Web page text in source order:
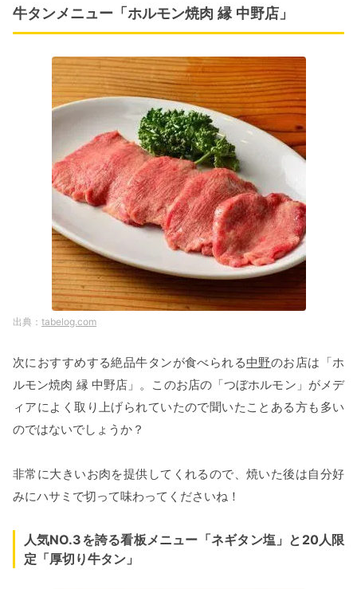
牛タンメニュー「ホルモン焼肉 縁 中野店」
tabelog.com
次におすすめする絶品牛タンが食べられる中野のお店は「ホ
ルモン焼肉 縁 中野店」。このお店の「つぼホルモン」がメデ
ィアによく取り上げられていたので聞いたことある方も多い
のではないでしょうか？
非常に大きいお肉を提供してくれるので、焼いた後は自分好
みにハサミで切って味わってくださいね！
人気NO.3を誇る看板メニュー「ネギタン塩」と20人限
定「厚切り牛タン」